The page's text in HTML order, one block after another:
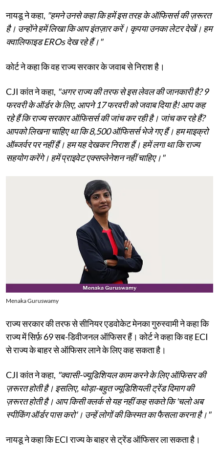
नायडू ने कहा, "हमने उनसे कहा कि हमें इस तरह के ऑफिसर्स की ज़रूरत
है। उन्होंने हमें लिखा कि आप इंतज़ार करें। कृपया उनका लेटर देखें। हम
क्वालिफाइड EROs देख रहे हैं।"
कोर्ट ने कहा कि वह राज्य सरकार के जवाब से निराश है।
CJI कांत ने कहा, "अगर राज्य की तरफ से इस लेवल की जानकारी है? 9
फरवरी के ऑर्डर के लिए, आपने 17 फरवरी को जवाब दिया है! आप कह
रहे हैं कि राज्य सरकार ऑफिसर्स की जांच कर रही है। जांच कर रहे हैं?
आपको लिखना चाहिए था कि 8,500 ऑफिसर्स भेजे गए हैं। हम माइक्रो
ऑब्जर्वर पर नहीं हैं। हम यह देखकर निराश हैं। हमें लगा था कि राज्य
सहयोग करेंगे। हमें प्राइवेट एक्सप्लेनेशन नहीं चाहिए।"
Menaka Guruswamy
राज्य सरकार की तरफ से सीनियर एडवोकेट मेनका गुरुस्वामी ने कहा कि
राज्य में सिर्फ़ 69 सब-डिवीजनल ऑफिसर हैं। कोर्ट ने कहा कि वह ECI
से राज्य के बाहर से ऑफिसर लाने के लिए कह सकता है।
CJI कांत ने कहा, "क्वासी-ज्यूडिशियल काम करने के लिए ऑफिसर की
ज़रूरत होती है। इसलिए, थोड़ा-बहुत ज्यूडिशियली ट्रेंड दिमाग की
ज़रूरत होती है। आप किसी क्लर्क से यह नहीं कह सकते कि 'चलो अब
स्पीकिंग ऑर्डर पास करो'। उन्हें लोगों की किस्मत का फैसला करना है।"
नायडू ने कहा कि ECI राज्य के बाहर से ट्रेंड ऑफिसर ला सकता है।